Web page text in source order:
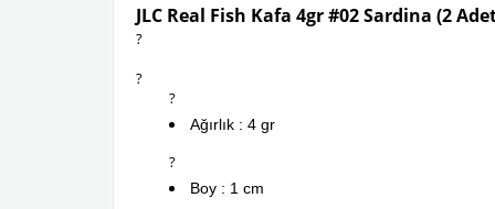
JLC Real Fish Kafa 4gr #02 Sardina (2
?
?
?
Ağırlık : 4 gr
?
Boy : 1 cm